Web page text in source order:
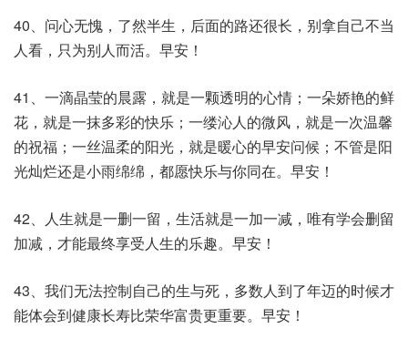
40、问心无愧，了然半生，后面的路还很长，别拿自己不当
人看，只为别人而活。早安！
41、一滴晶莹的晨露，就是一颗透明的心情；一朵娇艳的鲜
花，就是一抹多彩的快乐；一缕沁人的微风，就是一次温馨
的祝福；一丝温柔的阳光，就是暖心的早安问候；不管是阳
光灿烂还是小雨绵绵，都愿快乐与你同在。早安！
42、人生就是一删一留，生活就是一加一减，唯有学会删留
加减，才能最终享受人生的乐趣。早安！
43、我们无法控制自己的生与死，多数人到了年迈的时候才
能体会到健康长寿比荣华富贵更重要。早安！